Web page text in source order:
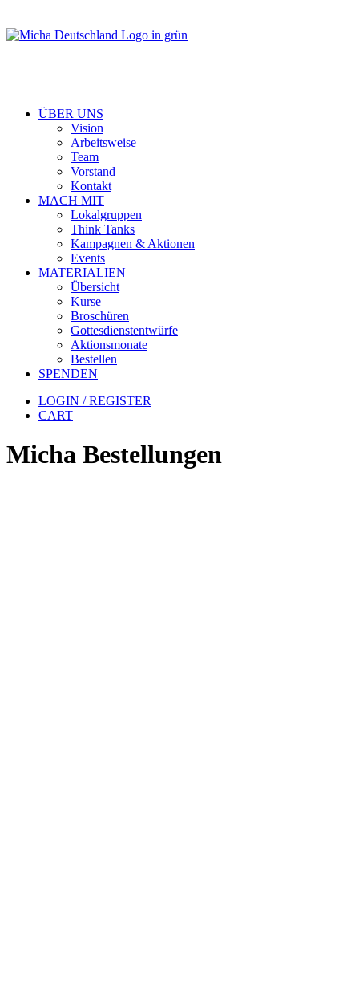
ÜBER UNS
Vision
Arbeitsweise
Team
Vorstand
Kontakt
MACH MIT
Lokalgruppen
Think Tanks
Kampagnen & Aktionen
Events
MATERIALIEN
Übersicht
Kurse
Broschüren
Gottesdienstentwürfe
Aktionsmonate
Bestellen
SPENDEN
LOGIN / REGISTER
CART
Micha Bestellungen